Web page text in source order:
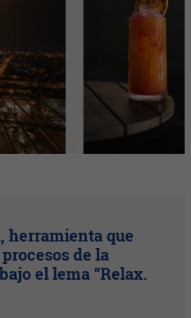
herramienta que
de la
el lema “Relax.